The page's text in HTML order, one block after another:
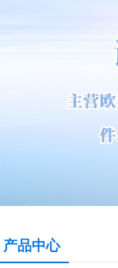
产品中心